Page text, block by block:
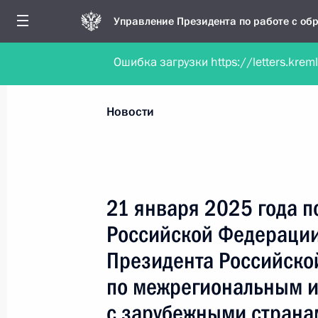
Управление Президента по работе с
Обратиться в форме электронного
Все новости
Все руководители, регионы, города и темы
Новости
21 января 2025 года
Российской
Президента
по межрегиональным
Ошибка загрузки https://